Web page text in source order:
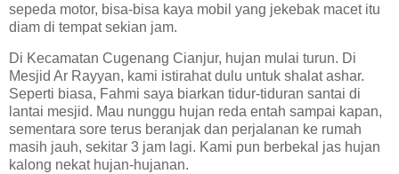
sepeda motor, bisa-bisa kaya mobil yang jekebak macet itu
diam di tempat sekian jam.
Di Kecamatan Cugenang Cianjur, hujan mulai turun. Di
Mesjid Ar Rayyan, kami istirahat dulu untuk shalat ashar.
Seperti biasa, Fahmi saya biarkan tidur-tiduran santai di
lantai mesjid. Mau nunggu hujan reda entah sampai kapan,
sementara sore terus beranjak dan perjalanan ke rumah
masih jauh, sekitar 3 jam lagi. Kami pun berbekal jas hujan
kalong nekat hujan-hujanan.